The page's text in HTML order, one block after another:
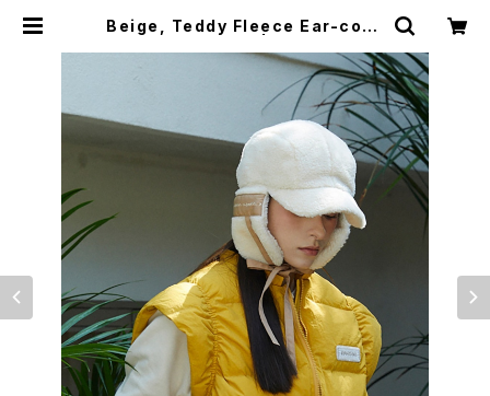
Beige, Teddy Fleece Ear-cove